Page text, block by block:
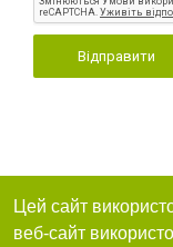
Відправити
Цей сайт
веб-сайт